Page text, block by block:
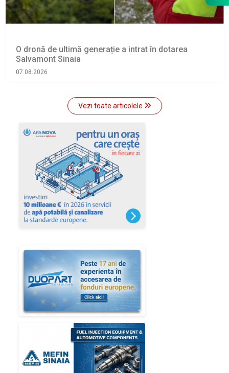
O dronă de ultimă generație a intrat în dotarea
Salvamont Sinaia
07.08.2026
Vezi toate articolele